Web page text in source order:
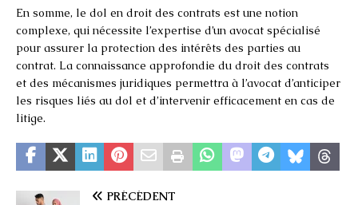
En somme, le dol en droit des contrats est une notion
complexe, qui nécessite l’expertise d’un avocat spécialisé
pour assurer la protection des intérêts des parties au
contrat. La connaissance approfondie du droit des contrats
et des mécanismes juridiques permettra à l’avocat d’anticiper
les risques liés au dol et d’intervenir efficacement en cas de
litige.
PRÉCÉDENT